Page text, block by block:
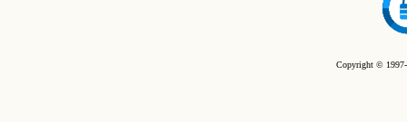
Copyright ©